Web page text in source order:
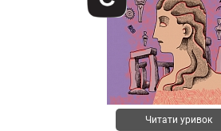
Читати уривок